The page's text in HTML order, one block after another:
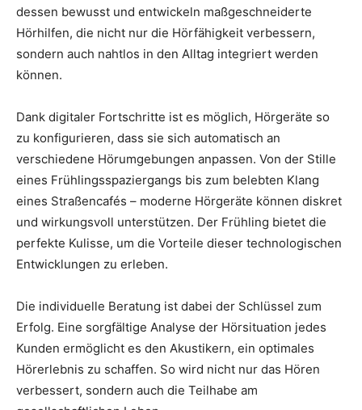
dessen bewusst und entwickeln maßgeschneiderte
Hörhilfen, die nicht nur die Hörfähigkeit verbessern,
sondern auch nahtlos in den Alltag integriert werden
können.
Dank digitaler Fortschritte ist es möglich, Hörgeräte so
zu konfigurieren, dass sie sich automatisch an
verschiedene Hörumgebungen anpassen. Von der Stille
eines Frühlingsspaziergangs bis zum belebten Klang
eines Straßencafés – moderne Hörgeräte können diskret
und wirkungsvoll unterstützen. Der Frühling bietet die
perfekte Kulisse, um die Vorteile dieser technologischen
Entwicklungen zu erleben.
Die individuelle Beratung ist dabei der Schlüssel zum
Erfolg. Eine sorgfältige Analyse der Hörsituation jedes
Kunden ermöglicht es den Akustikern, ein optimales
Hörerlebnis zu schaffen. So wird nicht nur das Hören
verbessert, sondern auch die Teilhabe am